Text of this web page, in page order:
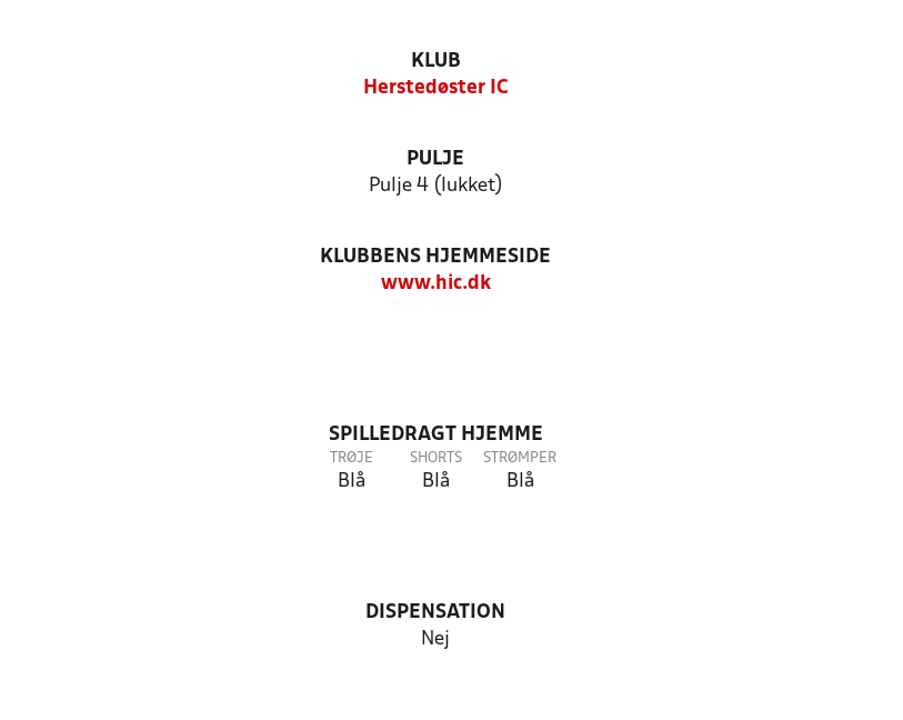
KLUB
Herstedøster IC
PULJE
Pulje 4 (lukket)
KLUBBENS HJEMMESIDE
www.hic.dk
SPILLEDRAGT HJEMME
TRØJE
Blå
SHORTS
Blå
STRØMPER
Blå
DISPENSATION
Nej